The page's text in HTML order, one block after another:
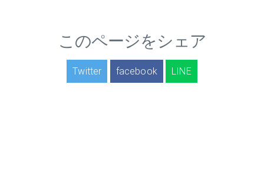
このページをシェア
Twitter facebook LINE